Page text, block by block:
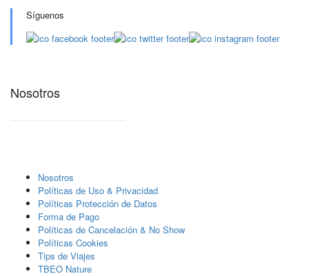
Síguenos
Nosotros
Nosotros
Polí­ticas de Uso & Privacidad
Polí­ticas Protección de Datos
Forma de Pago
Políticas de Cancelación & No Show
Políticas Cookies
Tips de Viajes
TBEO Nature